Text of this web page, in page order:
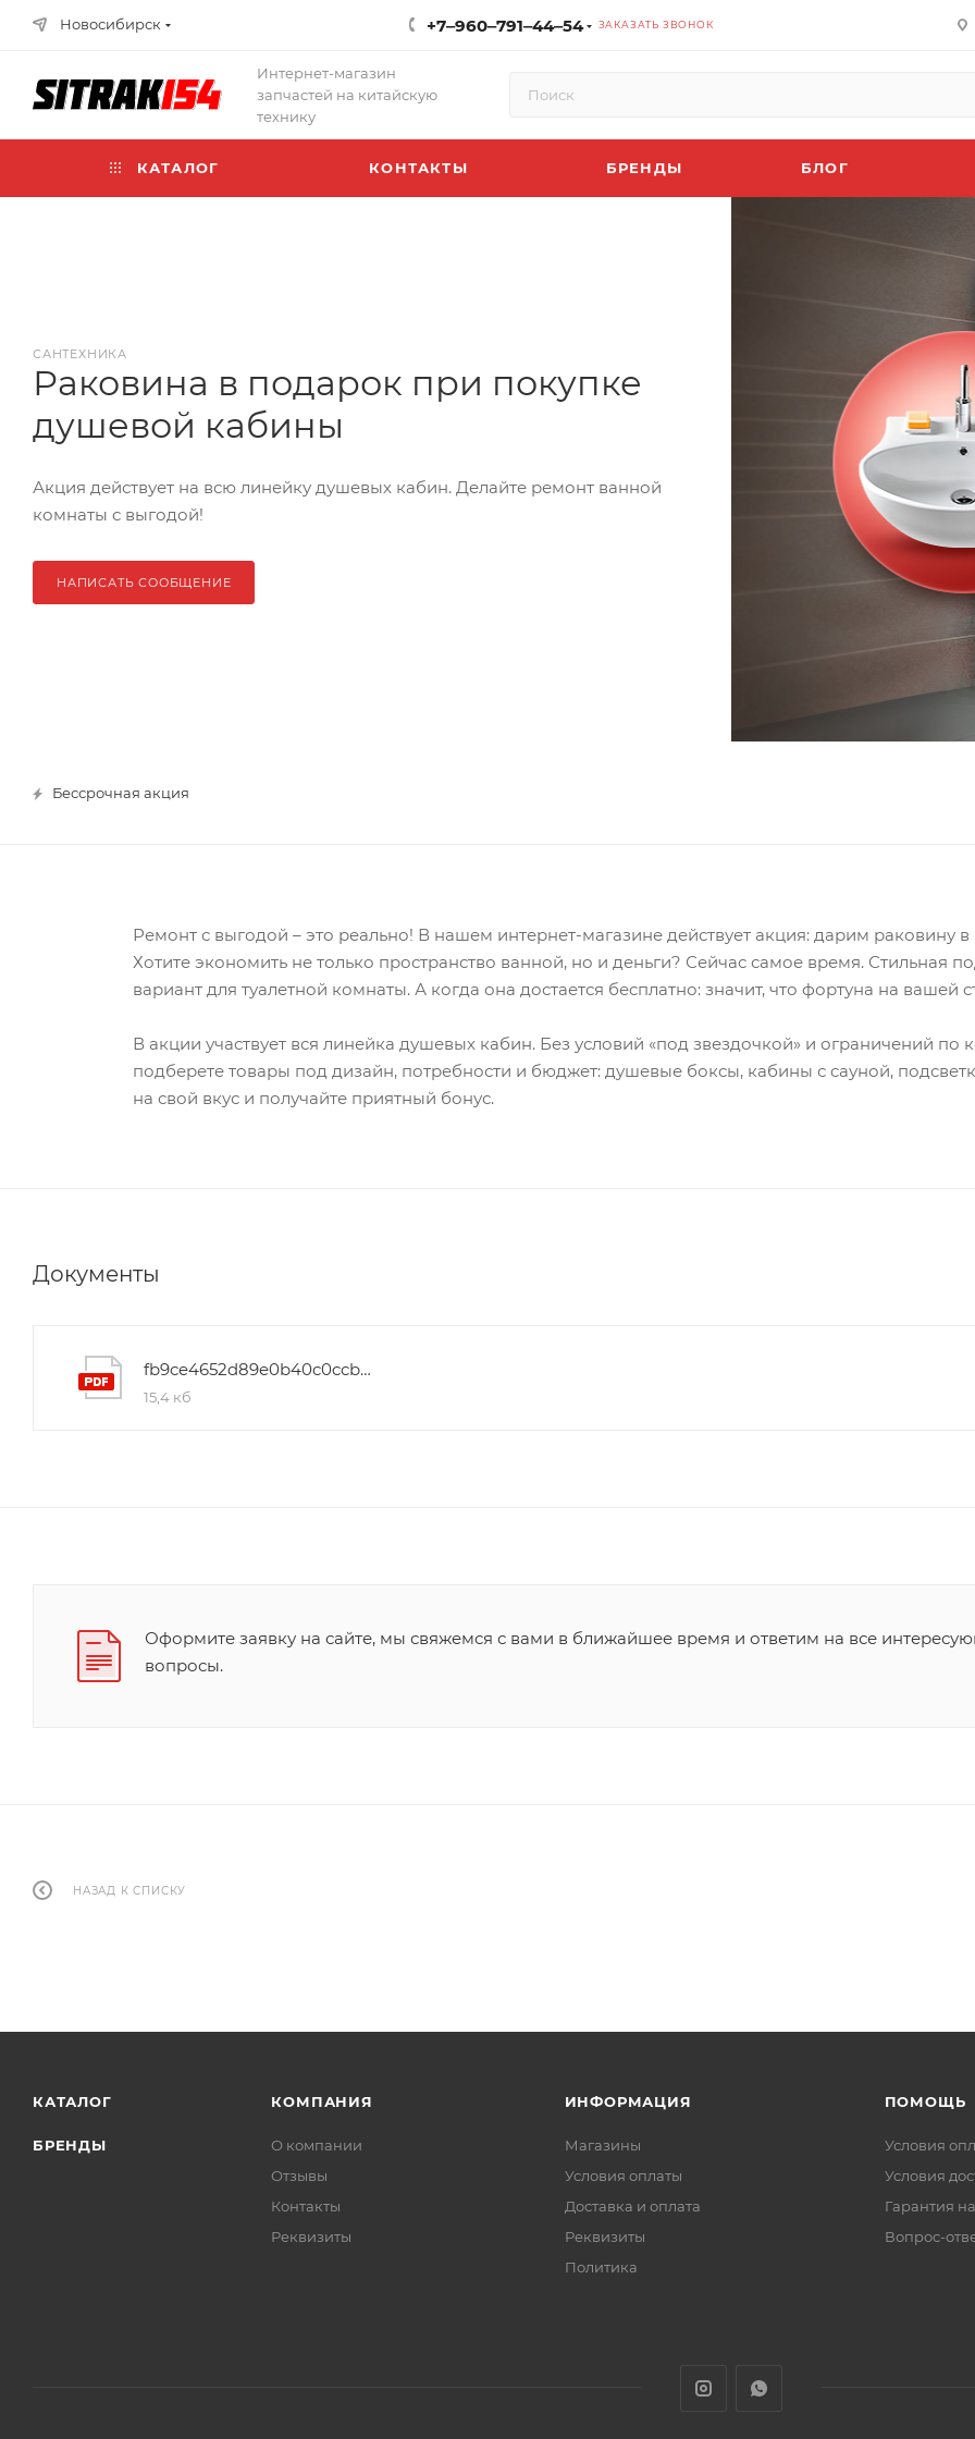
Новосибирск +7‒960‒791‒44‒54 ЗАКАЗАТЬ ЗВОНОК
Интернет-магазин
запчастей на китайскую
технику
КАТАЛОГ КОНТАКТЫ БРЕНДЫ БЛОГ
САНТЕХНИКА
Раковина в подарок при покупке
душевой кабины
Акция действует на всю линейку душевых кабин. Делайте ремонт ванной
комнаты с выгодой!
НАПИСАТЬ СООБЩЕНИЕ
Бессрочная акция
Ремонт с выгодой – это реально! В нашем интернет-магазине действует акция: дарим раковину
Хотите экономить не только пространство ванной, но и деньги? Сейчас самое время. Стильная
вариант для туалетной комнаты. А когда она достается бесплатно: значит, что фортуна на вашей
В акции участвует вся линейка душевых кабин. Без условий «под звездочкой» и ограничений по
подберете товары под дизайн, потребности и бюджет: душевые боксы, кабины с сауной,
на свой вкус и получайте приятный бонус.
Документы
fb9ce4652d89e0b40c0ccbc7d13dd89a
15,4 кб
Оформите заявку на сайте, мы свяжемся с вами в ближайшее время и ответим на все
вопросы.
НАЗАД К СПИСКУ
КАТАЛОГ
БРЕНДЫ
КОМПАНИЯ
О компании
Отзывы
Контакты
Реквизиты
ИНФОРМАЦИЯ
Магазины
Условия оплаты
Доставка и оплата
Реквизиты
Политика
ПОМОЩЬ
Условия
Условия
Гарантия
Вопрос-